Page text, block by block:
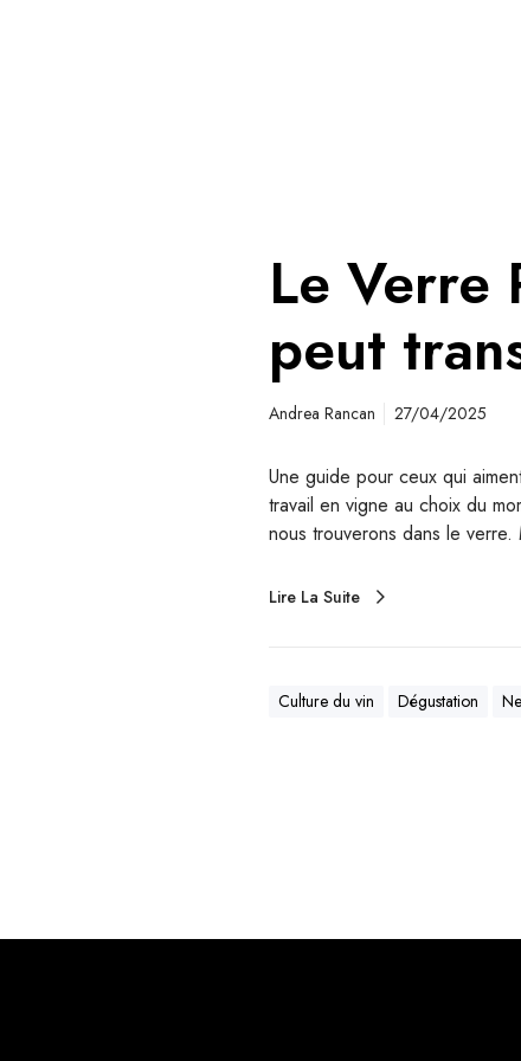
Le Verre
peut
Andrea Rancan 27/04/2025
Une guide pour ceux qui
travail en vigne au choix du
nous trouverons dans le
Lire La Suite
Culture du vin Dégustation